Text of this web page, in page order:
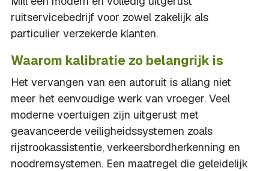
ruitservicebedrijf voor zowel zakelijk als
particulier verzekerde klanten.
Waarom kalibratie zo belangrijk is
Het vervangen van een autoruit is allang niet
meer het eenvoudige werk van vroeger. Veel
moderne voertuigen zijn uitgerust met
geavanceerde veiligheidssystemen zoals
rijstrookassistentie, verkeersbordherkenning en
noodremsystemen. Een maatregel die geleidelijk